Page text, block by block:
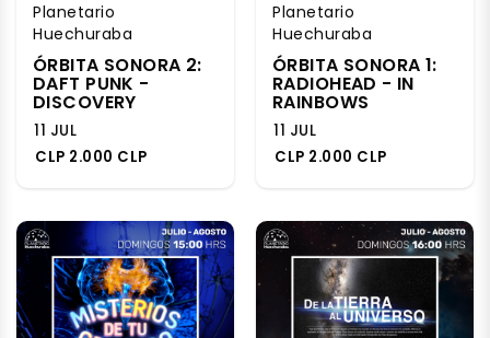
Planetario
Huechuraba
ÓRBITA SONORA 2:
DAFT PUNK -
DISCOVERY
11 JUL
CLP 2.000 CLP
Planetario
Huechuraba
ÓRBITA SONORA 1:
RADIOHEAD - IN
RAINBOWS
11 JUL
CLP 2.000 CLP